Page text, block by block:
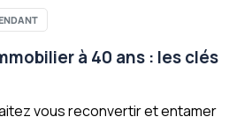
à 40 ans : les clés
vous reconvertir et entamer